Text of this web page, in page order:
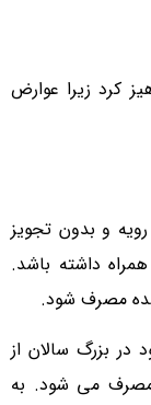
کرد زیرا عوارض
و بدون تجویز
داشته باشد.
مصرف شود.
در بزرگ سالان از
گرم هر 4 تا 6 ساعت مصرف می شود. به